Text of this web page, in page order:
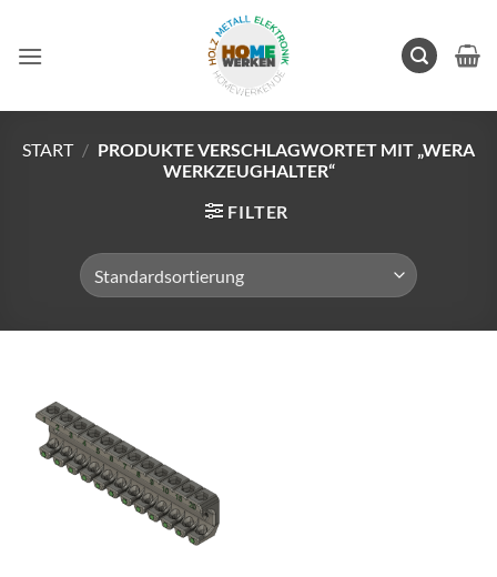
springen
START / PRODUKTE VERSCHLAGWORTET MIT „WERA
WERKZEUGHALTER“
FILTER